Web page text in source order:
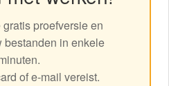
proefversie en
bestanden in enkele
of e-mail vereist.